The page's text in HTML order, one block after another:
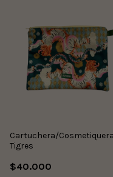
Cartuchera/Cosmetiquera
Tigres
$40.000